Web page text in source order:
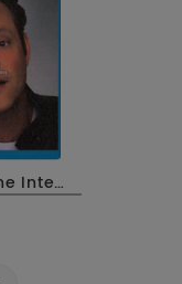
ΟΙ ΚΑΤΑΦΕΡΤΖΗΔΕΣ - The Internship Blu-Ray USED